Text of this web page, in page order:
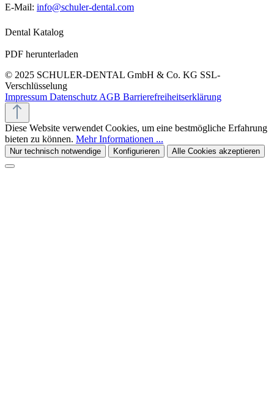
E-Mail: info@schuler-dental.com
Dental Katalog
PDF herunterladen
© 2025 SCHULER-DENTAL GmbH & Co. KG SSL-
Verschlüsselung
Impressum Datenschutz AGB Barrierefreiheitserklärung
Diese Website verwendet Cookies, um eine bestmögliche Erfahrung
bieten zu können. Mehr Informationen ...
Nur technisch notwendige Konfigurieren Alle Cookies akzeptieren